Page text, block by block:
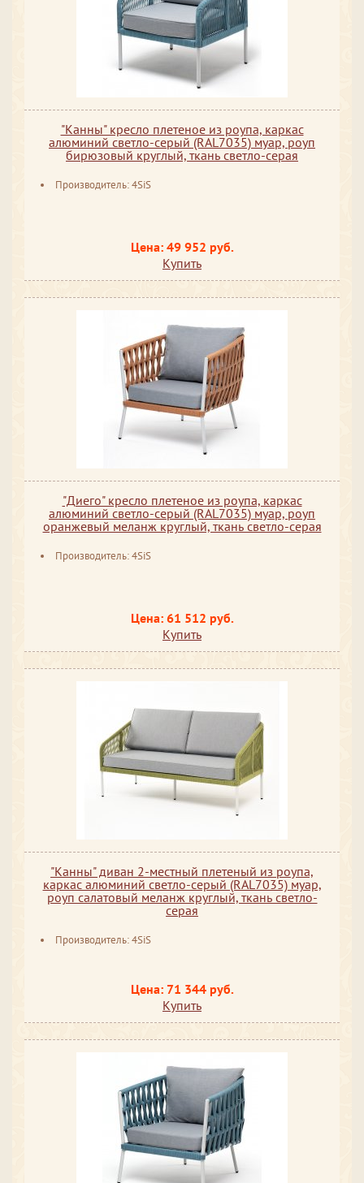
"Канны" кресло плетеное из роупа, каркас
алюминий светло-серый (RAL7035) муар, роуп
бирюзовый круглый, ткань светло-серая
Производитель: 4SiS
Цена: 49 952 руб.
Купить
"Диего" кресло плетеное из роупа, каркас
алюминий светло-серый (RAL7035) муар, роуп
оранжевый меланж круглый, ткань светло-серая
Производитель: 4SiS
Цена: 61 512 руб.
Купить
"Канны" диван 2-местный плетеный из роупа,
каркас алюминий светло-серый (RAL7035) муар,
роуп салатовый меланж круглый, ткань светло-
серая
Производитель: 4SiS
Цена: 71 344 руб.
Купить